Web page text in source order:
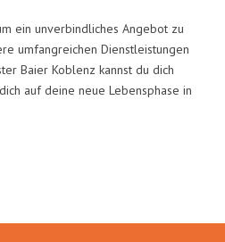
ein unverbindliches Angebot zu
umfangreichen Dienstleistungen
Baier Koblenz kannst du dich
auf deine neue Lebensphase in